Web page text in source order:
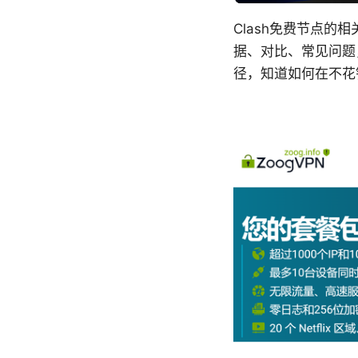
Clash免费节点的相
据、对比、常见问
径，知道如何在不